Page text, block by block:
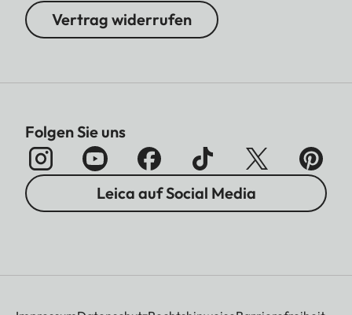
Vertrag widerrufen
Folgen Sie uns
Leica auf Social Media